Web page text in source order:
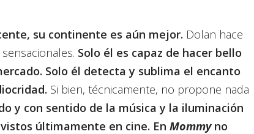
su continente es aún mejor. Dolan hace
Solo él es capaz de hacer bello
Solo él detecta y sublima el encanto
Si bien, técnicamente, no propone nada
y con sentido de la música y la iluminación
últimamente en cine. En Mommyno